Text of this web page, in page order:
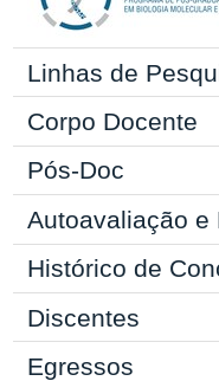
Linhas de
Corpo Docente
Pós-Doc
Autoavaliação e
Histórico de
Discentes
Egressos